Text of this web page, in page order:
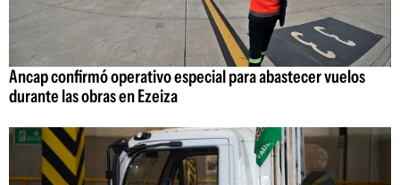
Ancap confirmó operativo especial para abastecer vuelos
durante las obras en Ezeiza